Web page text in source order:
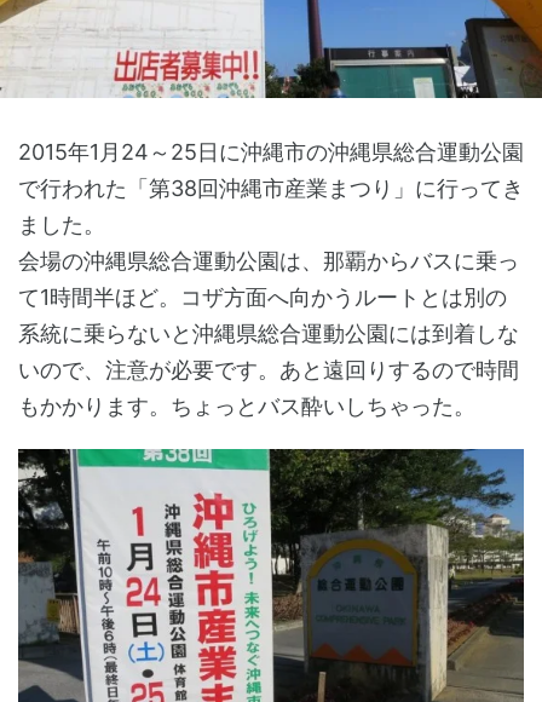
2015年1月24～25日に沖縄市の沖縄県総合運動公園
で行われた「第38回沖縄市産業まつり」に行ってき
ました。
会場の沖縄県総合運動公園は、那覇からバスに乗っ
て1時間半ほど。コザ方面へ向かうルートとは別の
系統に乗らないと沖縄県総合運動公園には到着しな
いので、注意が必要です。あと遠回りするので時間
もかかります。ちょっとバス酔いしちゃった。